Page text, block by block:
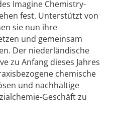
Imagine Chemistry-
fest. Unterstützt von
sie nun ihre
und gemeinsam
Der niederländische
zu Anfang dieses Jahres
chemische
und nachhaltige
Geschäft zu